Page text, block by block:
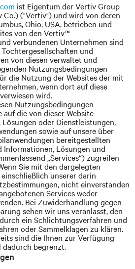
ist Eigentum der Vertiv Group
("Vertiv") und wird von deren
Ohio, USA, betrieben und
von den Vertiv™
verbundenen Unternehmen sind
und
von diesen verwaltet und
Nutzungsbedingungen
die Nutzung der Websites der mit
wenn dort auf diese
wird.
Nutzungsbedingungen
auf die von dieser Website
oder Dienstleistungen,
sowie auf unsere über
bereitgestellten
Informationen, Lösungen und
„Services“) zugreifen
Sie mit den dargelegten
unserer darin
nicht einverstanden
Services weder
Bei Zuwiderhandlung gegen
sehen wir uns veranlasst, den
ein Schlichtungsverfahren und
oderSammelklagen zu klären.
sind die Ihnen zur Verfügung
begrenzt.